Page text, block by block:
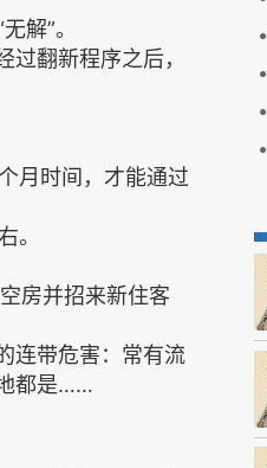
解”。
翻新程序之后，
月时间，才能通过
。
房并招来新住客
连带危害：常有流
都是……